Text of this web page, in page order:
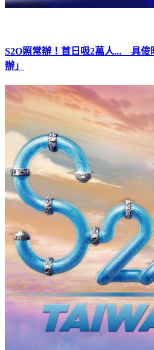
S2O照常辦！首日吸2萬人... 具俊
辦」